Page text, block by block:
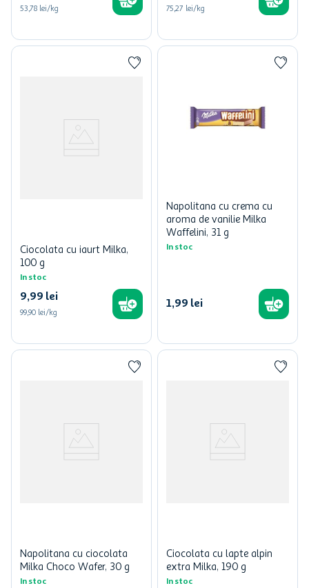
53,78 lei/kg 75,27 lei/kg
Ciocolata cu iaurt Milka,
100 g
In stoc
9,99 lei
99,90 lei/kg
Napolitana cu crema cu
aroma de vanilie Milka
Waffelini, 31 g
In stoc
1,99 lei
Napolitana cu ciocolata
Milka Choco Wafer, 30 g
In stoc
Ciocolata cu lapte alpin
extra Milka, 190 g
In stoc